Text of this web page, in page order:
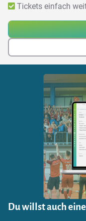
Tickets einfach
Du willst auch